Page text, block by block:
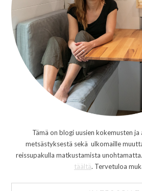
Tämä on blogi uusien kokemusten
metsästyksestä sekä ulkomaille
reissupakulla matkustamista
täältä. Tervetuloa